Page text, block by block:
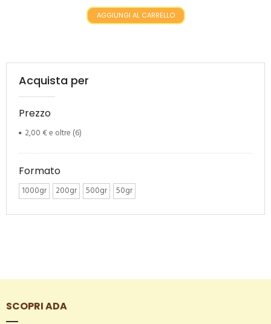
AGGIUNGI AL CARRELLO
Acquista per
Prezzo
2,00 €e oltre (6)
Formato
1000gr 200gr 500gr 50gr
SCOPRI ADA